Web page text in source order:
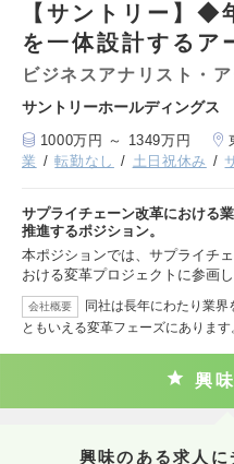
【サントリー】
を一体設計するア
ビジネスアナリスト・
サントリーホールディングス
1000万円 ～ 1349万円
業
転勤なし 土日祝休み
サプライチェーン改革における
推進するポジション。
本ポジションでは、サプライチ
おける変革プロジェクトに参画
会社概要
同社は長年にわたり業
ともいえる変革フェーズにありま
興
興味のある求人